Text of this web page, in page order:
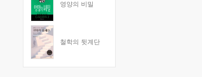
영양의 비밀
철학의 뒷계단